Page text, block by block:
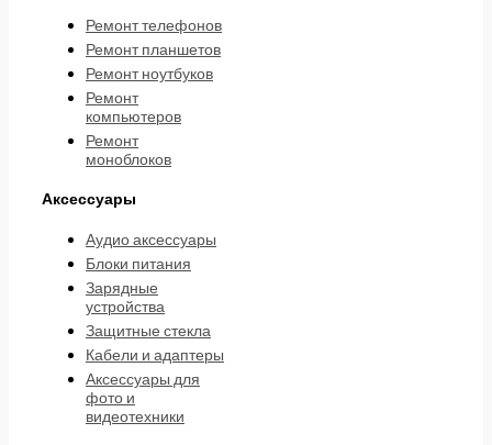
Ремонт телефонов
Ремонт планшетов
Ремонт ноутбуков
Ремонт
компьютеров
Ремонт
моноблоков
Аксессуары
Аудио аксессуары
Блоки питания
Зарядные
устройства
Защитные стекла
Кабели и адаптеры
Аксессуары для
фото и
видеотехники